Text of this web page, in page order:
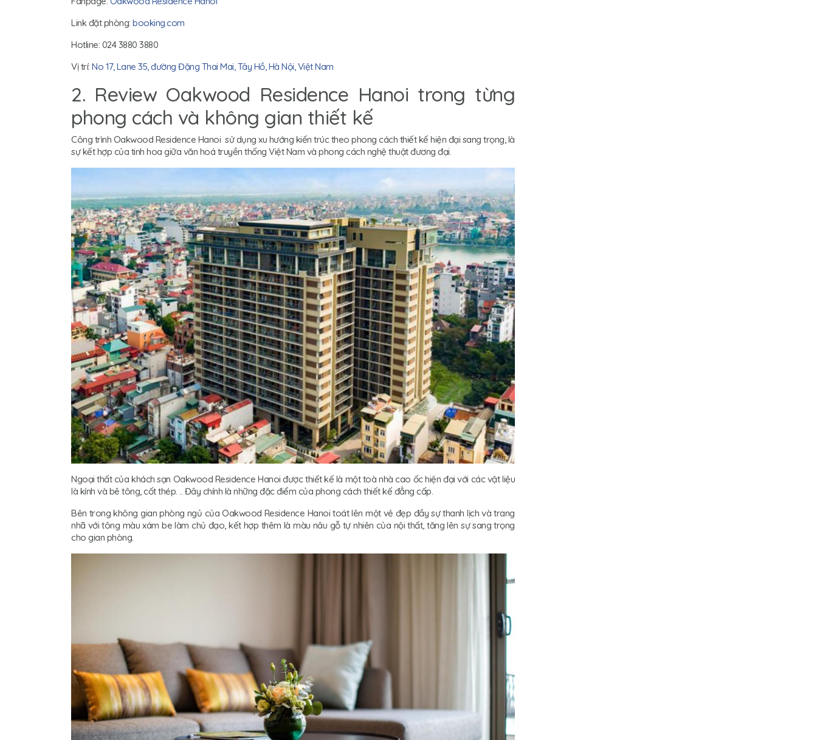
Link đặt phòng: booking.com
Hotline: 024 3880 3880
Vị trí: No 17, Lane 35, đường Đặng Thai Mai, Tây Hồ, Hà Nội, Việt Nam
2. Review Oakwood Residence Hanoi trong từng
phong cách và không gian thiết kế
Công trình Oakwood Residence Hanoi sử dụng xu hướng kiến trúc theo phong cách thiết kế hiện đại sang trọng, là
sự kết hợp của tinh hoa giữa văn hoá truyền thống Việt Nam và phong cách nghệ thuật đương đại.
Ngoại thất của khách sạn Oakwood Residence Hanoi được thiết kế là một toà nhà cao ốc hiện đại với các vật liệu
là kính và bê tông, cốt thép. .. Đây chính là những đặc điểm của phong cách thiết kế đẳng cấp.
Bên trong không gian phòng ngủ của Oakwood Residence Hanoi toát lên một vẻ đẹp đầy sự thanh lịch và trang
nhã với tông màu xám be làm chủ đạo, kết hợp thêm là màu nâu gỗ tự nhiên của nội thất, tăng lên sự sang trọng
cho gian phòng.